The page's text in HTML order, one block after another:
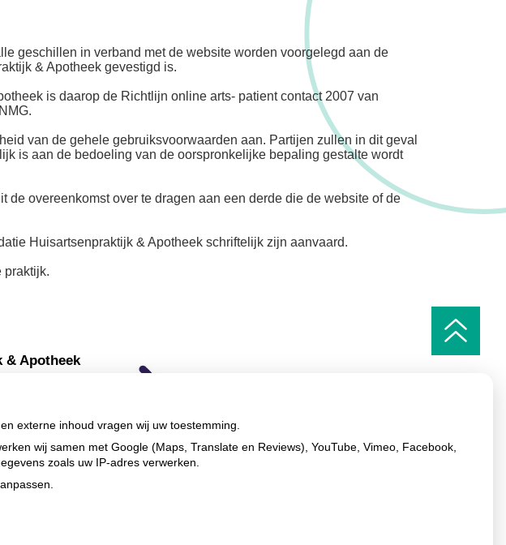
geschillen in verband met de website worden voorgelegd aan de
& Apotheek gevestigd is.
is daarop de Richtlijn online arts- patient contact 2007 van
van de gehele gebruiksvoorwaarden aan. Partijen zullen in dit geval
is aan de bedoeling van de oorspronkelijke bepaling gestalte wordt
overeenkomst over te dragen aan een derde die de website of de
Huisartsenpraktijk & Apotheek schriftelijk zijn aanvaard.
praktijk.
& Apotheek
externe inhoud vragen wij uw toestemming.
wij samen met Google (Maps, Translate en Reviews), YouTube, Vimeo, Facebook,
zoals uw IP-adres verwerken.